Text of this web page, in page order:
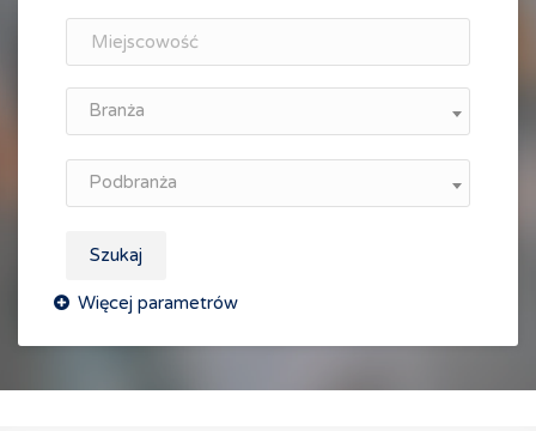
Branża
Podbranża
Szukaj